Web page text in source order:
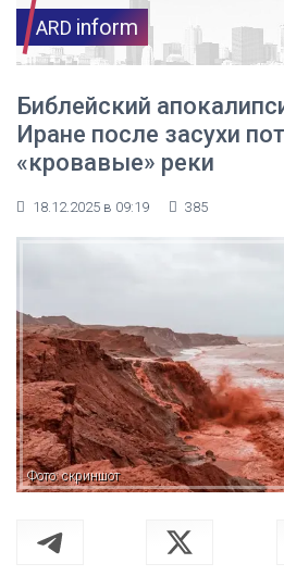
ARD inform
Библейский
Иране после засухи
«кровавые» реки
18.12.2025 в 09:19 385
Фото: скриншот